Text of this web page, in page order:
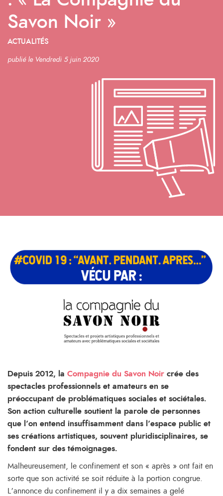
Savon Noir »
ACTUALITÉS
publié le Vendredi 5 juin 2020
Depuis 2012, la Compagnie du Savon Noir crée des
spectacles professionnels et amateurs en se
préoccupant de problématiques sociales et sociétales.
Son action culturelle soutient la parole de personnes
que l’on entend insuffisamment dans l’espace public et
ses créations artistiques, souvent pluridisciplinaires, se
fondent sur des témoignages.
Malheureusement, le confinement et son « après » ont fait en
sorte que son activité se soit réduite à la portion congrue.
L’annonce du confinement il y a dix semaines a gelé